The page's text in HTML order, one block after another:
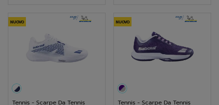
NUOVO
Tennis - Scarpe Da Tennis
NUOVO
Tennis - Scarpe Da Tennis